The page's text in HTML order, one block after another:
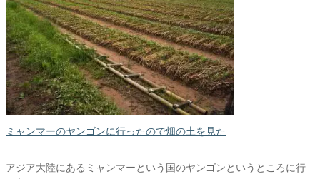
ミャンマーのヤンゴンに行ったので畑の土を見た
アジア大陸にあるミャンマーという国のヤンゴンというところに行